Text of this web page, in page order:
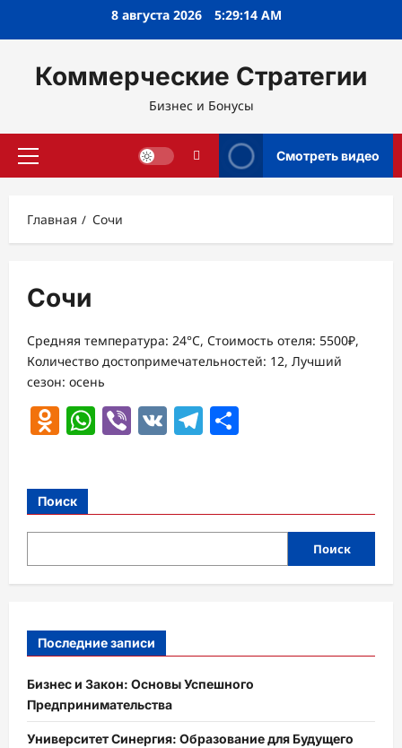
8 августа 2026 5:29:14 AM
Коммерческие Стратегии
Бизнес и Бонусы
Основное
Смотреть видео
Главная Сочи
Сочи
Средняя температура: 24°C, Стоимость отеля: 5500₽,
Количество достопримечательностей: 12, Лучший
сезон: осень
Odnoklassniki
WhatsApp
Viber
VK Telegram
Поиск
Поиск
Последние записи
Бизнес и Закон: Основы Успешного
Предпринимательства
Университет Синергия: Образование для Будущего